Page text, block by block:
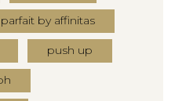
parfait by affinitas
push up